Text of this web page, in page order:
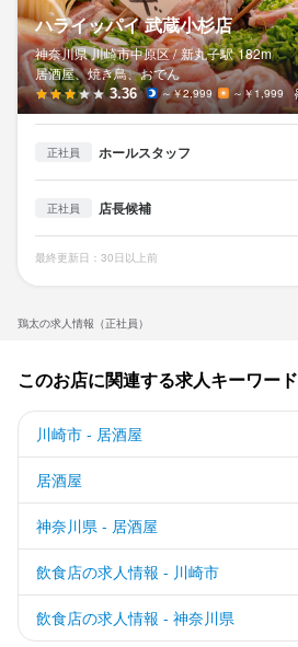
鶏太の求人情報（正社員）
ハライッパイ 武蔵小杉店
神奈川県 川崎市中原区 / 新丸子駅 182m
居酒屋、焼き鳥、おでん
3.36 ～￥2,999 ～￥1,999
正社員 ホールスタッフ
正社員 店長候補
最終更新日：30日以上前
このお店に関連する求人キーワード
川崎市 - 居酒屋
居酒屋
神奈川県 - 居酒屋
飲食店の求人情報 - 川崎市
飲食店の求人情報 - 神奈川県